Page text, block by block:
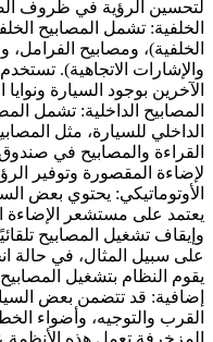
لتحسين الرؤية في ظروف
الخلفية: تشمل المصابيح
الخلفية)، ومصابيح الفرامل،
والإشارات الاتجاهية).
الآخرين بوجود السيارة ونوايا
المصابيح الداخلية: تشمل
الداخلي للسيارة، مثل
القراءة والمصابيح في
لإضاءة المقصورة وتوفير
الأوتوماتيكي: يحتوي بعض
يعتمد على مستشعر الإضاءة
وإيقاف تشغيل المصابيح
على سبيل المثال، في حالة
يقوم النظام بتشغيل المصابيح
إضافية: قد تتضمن بعض
القرب والتوجيه، وأضواء
المزخرفة تعمل هذه الأنظمة